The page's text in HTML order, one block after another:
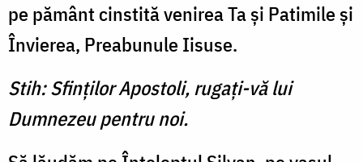
pe pământ cinstită venirea Ta şi Patimile şi
Învierea, Preabunule Iisuse.
Stih: Sfinţilor Apostoli, rugaţi-vă lui
Dumnezeu pentru noi.